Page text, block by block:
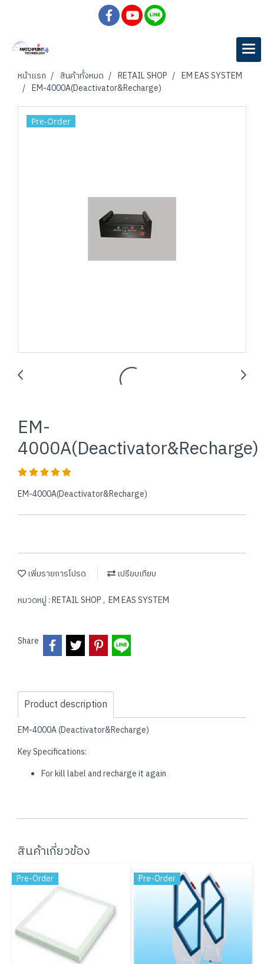
หน้าแรก สินค้าทั้งหมด RETAIL SHOP
EM EAS SYSTEM
EM-4000A(Deactivator&Recharge)
Pre-Order
EM-
4000A(Deactivator&Recharge)
EM-4000A(Deactivator&Recharge)
เพิ่มรายการโปรด
เปรียบเทียบ
หมวดหมู่ :RETAIL SHOP, EM EAS SYSTEM
Share
Product description
EM-4000A (Deactivator&Recharge)
Key Specifications:
For kill label and recharge it again
สินค้าเกี่ยวข้อง
Pre-Order Pre-Order